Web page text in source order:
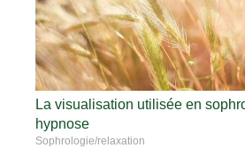
La visualisation utilisée en
hypnose
Sophrologie/relaxation